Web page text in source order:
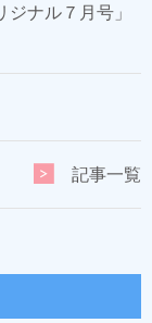
ナル７月号」
記事一覧